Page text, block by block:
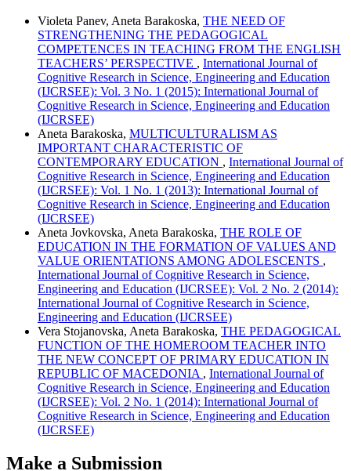
Violeta Panev, Aneta Barakoska, THE NEED OF
STRENGTHENING THE PEDAGOGICAL
COMPETENCES IN TEACHING FROM THE ENGLISH
TEACHERS’ PERSPECTIVE , International Journal of
Cognitive Research in Science, Engineering and Education
(IJCRSEE): Vol. 3 No. 1 (2015): International Journal of
Cognitive Research in Science, Engineering and Education
(IJCRSEE)
Aneta Barakoska, MULTICULTURALISM AS
IMPORTANT CHARACTERISTIC OF
CONTEMPORARY EDUCATION , International Journal of
Cognitive Research in Science, Engineering and Education
(IJCRSEE): Vol. 1 No. 1 (2013): International Journal of
Cognitive Research in Science, Engineering and Education
(IJCRSEE)
Aneta Jovkovska, Aneta Barakoska, THE ROLE OF
EDUCATION IN THE FORMATION OF VALUES AND
VALUE ORIENTATIONS AMONG ADOLESCENTS ,
International Journal of Cognitive Research in Science,
Engineering and Education (IJCRSEE): Vol. 2 No. 2 (2014):
International Journal of Cognitive Research in Science,
Engineering and Education (IJCRSEE)
Vera Stojanovska, Aneta Barakoska, THE PEDAGOGICAL
FUNCTION OF THE HOMEROOM TEACHER INTO
THE NEW CONCEPT OF PRIMARY EDUCATION IN
REPUBLIC OF MACEDONIA , International Journal of
Cognitive Research in Science, Engineering and Education
(IJCRSEE): Vol. 2 No. 1 (2014): International Journal of
Cognitive Research in Science, Engineering and Education
(IJCRSEE)
Make a Submission